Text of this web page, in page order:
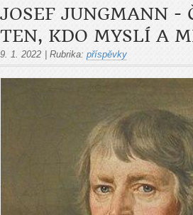
JOSEF JUNGMANN -
TEN, KDO MYSLÍ A
9. 1. 2022 | Rubrika: příspěvky